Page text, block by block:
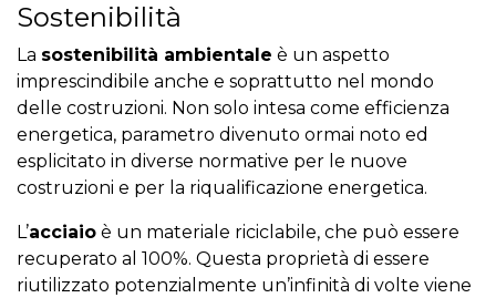
Sostenibilità
La sostenibilità ambientale è un aspetto
imprescindibile anche e soprattutto nel mondo
delle costruzioni. Non solo intesa come efficienza
energetica, parametro divenuto ormai noto ed
esplicitato in diverse normative per le nuove
costruzioni e per la riqualificazione energetica.
L’acciaio è un materiale riciclabile, che può essere
recuperato al 100%. Questa proprietà di essere
riutilizzato potenzialmente un’infinità di volte viene